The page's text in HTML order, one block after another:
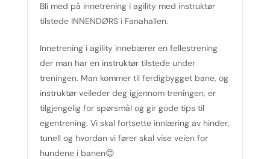
Bli med på innetrening i agility med instruktør
tilstede INNENDØRS i Fanahallen.
Innetrening i agility innebærer en fellestrening
der man har en instruktør tilstede under
treningen. Man kommer til ferdigbygget bane, og
instruktør veileder deg igjennom treningen, er
tilgjengelig for spørsmål og gir gode tips til
egentrening. Vi skal fortsette innlæring av hinder,
tunell og hvordan vi fører skal vise veien for
hundene i banen😊